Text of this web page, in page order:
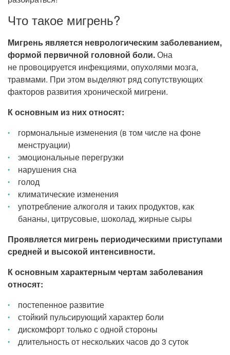
Что такое мигрень?
Мигрень является неврологическим заболеванием,
формой первичной головной боли.Она
не провоцируется инфекциями, опухолями мозга,
травмами. При этом выделяют ряд сопутствующих
факторов развития хронической мигрени.
К основным из них относят:
гормональные изменения (в том числе на фоне
менструации)
эмоциональные перегрузки
нарушения сна
голод
климатические изменения
употребление алкоголя и таких продуктов, как
бананы, цитрусовые, шоколад, жирные сыры
Проявляется мигрень периодическими приступами
средней и высокой интенсивности.
К основным характерным чертам заболевания
относят:
постепенное развитие
стойкий пульсирующий характер боли
дискомфорт только с одной стороны
длительность от нескольких часов до 3 суток